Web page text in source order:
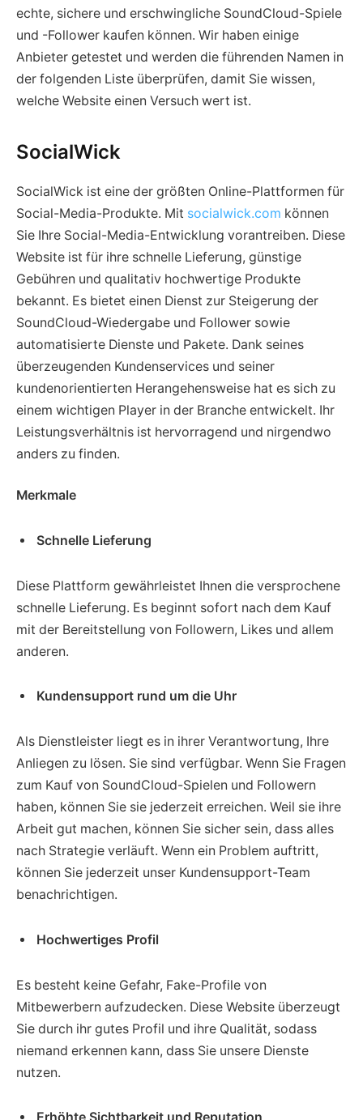
echte, sichere und erschwingliche SoundCloud-Spiele
und -Follower kaufen können. Wir haben einige
Anbieter getestet und werden die führenden Namen in
der folgenden Liste überprüfen, damit Sie wissen,
welche Website einen Versuch wert ist.
SocialWick
SocialWick ist eine der größten Online-Plattformen für
Social-Media-Produkte. Mit socialwick.com können
Sie Ihre Social-Media-Entwicklung vorantreiben. Diese
Website ist für ihre schnelle Lieferung, günstige
Gebühren und qualitativ hochwertige Produkte
bekannt. Es bietet einen Dienst zur Steigerung der
SoundCloud-Wiedergabe und Follower sowie
automatisierte Dienste und Pakete. Dank seines
überzeugenden Kundenservices und seiner
kundenorientierten Herangehensweise hat es sich zu
einem wichtigen Player in der Branche entwickelt. Ihr
Leistungsverhältnis ist hervorragend und nirgendwo
anders zu finden.
Merkmale
Schnelle Lieferung
Diese Plattform gewährleistet Ihnen die versprochene
schnelle Lieferung. Es beginnt sofort nach dem Kauf
mit der Bereitstellung von Followern, Likes und allem
anderen.
Kundensupport rund um die Uhr
Als Dienstleister liegt es in ihrer Verantwortung, Ihre
Anliegen zu lösen. Sie sind verfügbar. Wenn Sie Fragen
zum Kauf von SoundCloud-Spielen und Followern
haben, können Sie sie jederzeit erreichen. Weil sie ihre
Arbeit gut machen, können Sie sicher sein, dass alles
nach Strategie verläuft. Wenn ein Problem auftritt,
können Sie jederzeit unser Kundensupport-Team
benachrichtigen.
Hochwertiges Profil
Es besteht keine Gefahr, Fake-Profile von
Mitbewerbern aufzudecken. Diese Website überzeugt
Sie durch ihr gutes Profil und ihre Qualität, sodass
niemand erkennen kann, dass Sie unsere Dienste
nutzen.